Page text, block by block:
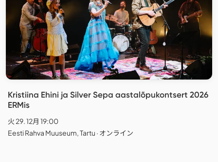
Kristiina Ehini ja Silver Sepa aastalõpukontsert 2026
ERMis
火 29. 12月 19:00
Eesti Rahva Muuseum, Tartu · オンライン